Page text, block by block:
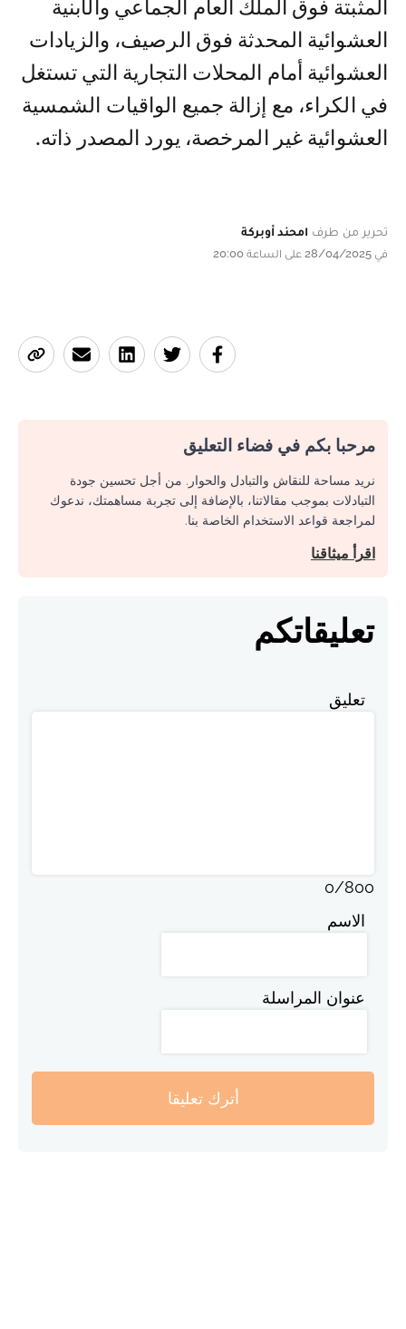
المثبتة فوق الملك العام الجماعي والأبنية
العشوائية المحدثة فوق الرصيف، والزيادات
العشوائية أمام المحلات التجارية التي تستغل
في الكراء، مع إزالة جميع الواقيات الشمسية
العشوائية غير المرخصة، يورد المصدر ذاته.
تحرير من طرف امحند أوبركة
في 28/04/2025 على الساعة 20:00
مرحبا بكم في فضاء التعليق
نريد مساحة للنقاش والتبادل والحوار. من أجل تحسين جودة
التبادلات بموجب مقالاتنا، بالإضافة إلى تجربة مساهمتك، ندعوك
لمراجعة قواعد الاستخدام الخاصة بنا.
اقرأ ميثاقنا
تعليقاتكم
تعليق
0/800
الاسم
عنوان المراسلة
أترك تعليقا